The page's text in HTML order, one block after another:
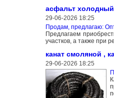
асфальт
29-06-2026 18:25
Продам, предлагаю:
Предлагаем
участков, а также при
канат смоляной ,
29-06-2026 18:25